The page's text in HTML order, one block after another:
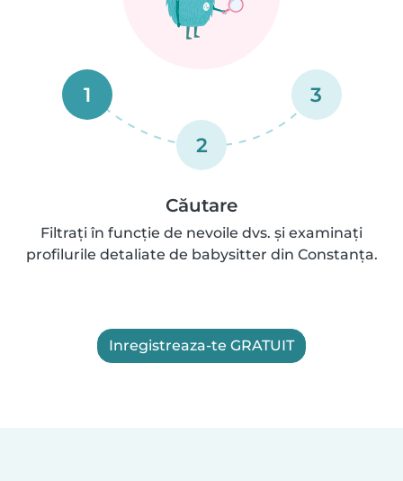
1
2
3
Căutare
Filtrați în funcție de nevoile dvs. și examinați
profilurile detaliate de babysitter din Constanța.
Inregistreaza-te GRATUIT